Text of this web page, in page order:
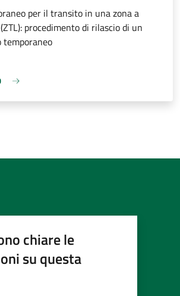
per il transito in una zona a
procedimento di rilascio di un
temporaneo
chiare le
su questa